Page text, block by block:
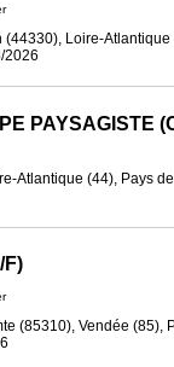
Loire-Atlantique
2026
Atlantique (44), Pays
F)
(85310), Vendée (85),